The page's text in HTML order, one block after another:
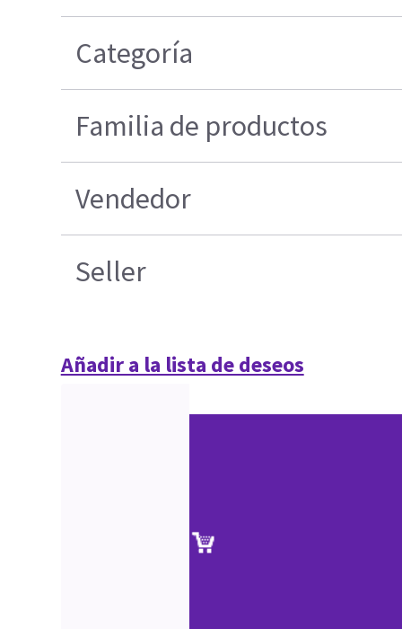
Categoría
Familia de productos
Vendedor
Seller
Añadir a la lista de deseos